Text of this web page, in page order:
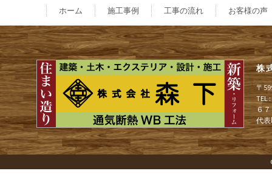
ナ
ビ
ゲ
ー
シ
ホーム 施工事例 工事の流れ お客様の声
株
〒
TEL
６
代